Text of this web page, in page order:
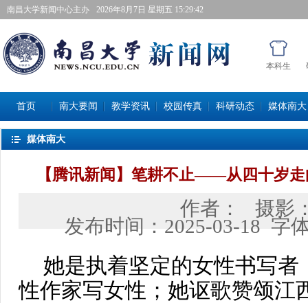
南昌大学新闻中心主办 2026年8月7日星期五 15:29:43
本科生
首页 南大要闻 教学资讯 校园传真 科研动态 媒体南大
媒体南大
【腾讯新闻】笔耕不止——从四十岁
作者：
摄影
发布时间： 2025-03-18 字
她是执着坚定的女性书写
性作家写女性；她讴歌赞颂江